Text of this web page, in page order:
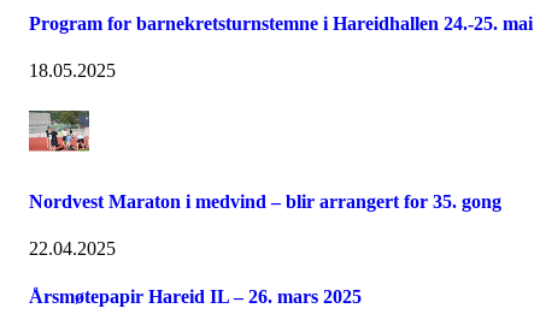
Program for barnekretsturnstemne i Hareidhallen 24.-25. mai
18.05.2025
Nordvest Maraton i medvind – blir arrangert for 35. gong
22.04.2025
Årsmøtepapir Hareid IL – 26. mars 2025